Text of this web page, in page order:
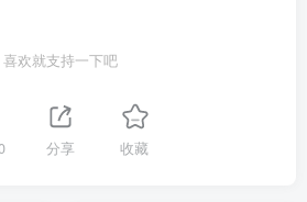
喜欢就支持一下吧
分享 收藏